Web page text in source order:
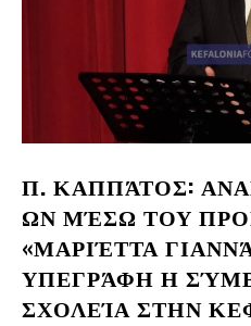
Π. ΚΑΠΠΆΤΟΣ:
ΩΝ ΜΈΣΩ ΤΟΥ
«ΜΑΡΙΈΤΤΑ
ΥΠΕΓΡΆΦΗ Η
ΣΧΟΛΕΊΑ ΣΤΗΝ